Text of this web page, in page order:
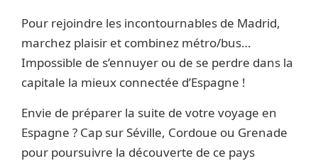
Pour rejoindre les incontournables de Madrid,
marchez plaisir et combinez métro/bus…
Impossible de s’ennuyer ou de se perdre dans la
capitale la mieux connectée d’Espagne !
Envie de préparer la suite de votre voyage en
Espagne ? Cap sur Séville, Cordoue ou Grenade
pour poursuivre la découverte de ce pays